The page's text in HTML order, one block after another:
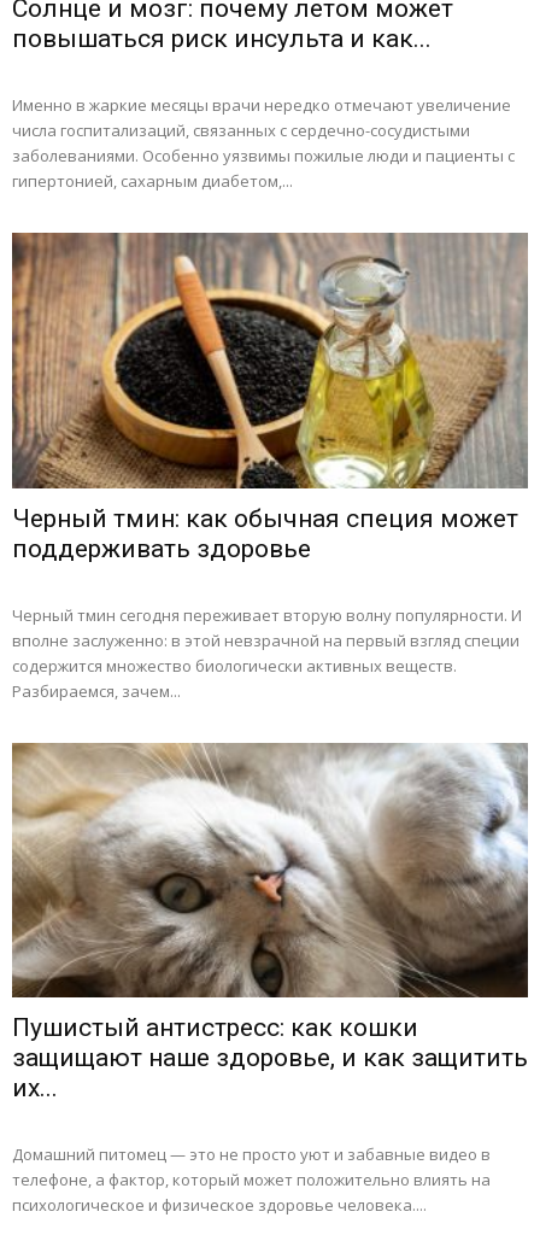
Солнце и мозг: почему летом может
повышаться риск инсульта и как...
Именно в жаркие месяцы врачи нередко отмечают увеличение
числа госпитализаций, связанных с сердечно-сосудистыми
заболеваниями. Особенно уязвимы пожилые люди и пациенты с
гипертонией, сахарным диабетом,...
Черный тмин: как обычная специя может
поддерживать здоровье
Черный тмин сегодня переживает вторую волну популярности. И
вполне заслуженно: в этой невзрачной на первый взгляд специи
содержится множество биологически активных веществ.
Разбираемся, зачем...
Пушистый антистресс: как кошки
защищают наше здоровье, и как защитить
их...
Домашний питомец — это не просто уют и забавные видео в
телефоне, а фактор, который может положительно влиять на
психологическое и физическое здоровье человека....